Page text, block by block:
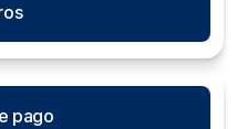
pago